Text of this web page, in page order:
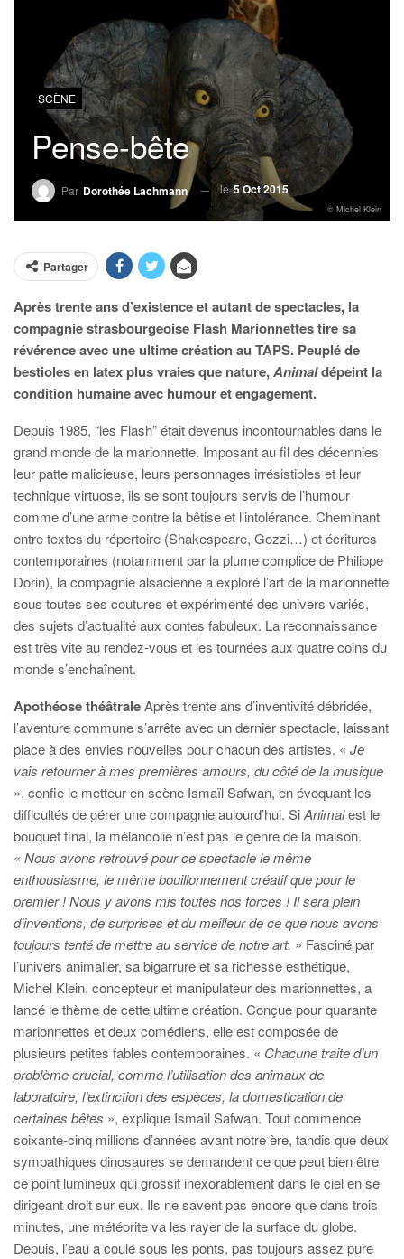
SCÈNE
Pense-bête
Par Dorothée Lachmann le5 Oct 2015
© Michel Klein
Partager
Après trente ans d’existence et autant de spectacles, la
compagnie strasbourgeoise Flash Marionnettes tire sa
révérence avec une ultime création au TAPS. Peuplé de
bestioles en latex plus vraies que nature,Animaldépeint la
condition humaine avec humour et engagement.
Depuis 1985, “les Flash” était devenus incontournables dans le
grand monde de la marionnette. Imposant au fil des décennies
leur patte malicieuse, leurs personnages irrésistibles et leur
technique virtuose, ils se sont toujours servis de l’humour
comme d’une arme contre la bêtise et l’intolérance. Cheminant
entre textes du répertoire (Shakespeare, Gozzi…) et écritures
contemporaines (notamment par la plume complice de Philippe
Dorin), la compagnie alsacienne a exploré l’art de la marionnette
sous toutes ses coutures et expérimenté des univers variés,
des sujets d’actualité aux contes fabuleux. La reconnaissance
est très vite au rendez-vous et les tournées aux quatre coins du
monde s’enchaînent.
Apothéose théâtraleAprès trente ans d’inventivité débridée,
l’aventure commune s’arrête avec un dernier spectacle, laissant
place à des envies nouvelles pour chacun des artistes. « Je
vais retourner à mes premières amours, du côté de la musique
», confie le metteur en scène Ismaïl Safwan, en évoquant les
difficultés de gérer une compagnie aujourd’hui. SiAnimalest le
bouquet final, la mélancolie n’est pas le genre de la maison.
« Nous avons retrouvé pour ce spectacle le même
enthousiasme, le même bouillonnement créatif que pour le
premier ! Nous y avons mis toutes nos forces ! Il seraplein
d’inventions, de surprises et du meilleur de ce que nous avons
toujours tenté de mettre au service de notre art. » Fasciné par
l’univers animalier, sa bigarrure et sa richesse esthétique,
Michel Klein, concepteur et manipulateur des marionnettes, a
lancé le thème de cette ultime création. Conçue pour quarante
marionnettes et deux comédiens, elle est composée de
plusieurs petites fables contemporaines. « Chacune traite d’un
problème crucial, comme l’utilisation des animaux de
laboratoire, l’extinction des espèces, la domestication de
certaines bêtes », explique Ismaïl Safwan. Tout commence
soixante-cinq millions d’années avant notre ère, tandis que deux
sympathiques dinosaures se demandent ce que peut bien être
ce point lumineux qui grossit inexorablement dans le ciel en se
dirigeant droit sur eux. Ils ne savent pas encore que dans trois
minutes, une météorite va les rayer de la surface du globe.
Depuis, l’eau a coulé sous les ponts, pas toujours assez pure